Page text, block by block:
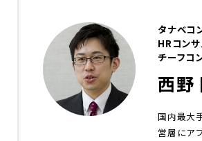
タナベコ
HRコン
チーフコ
西野
国内最大
営層にア